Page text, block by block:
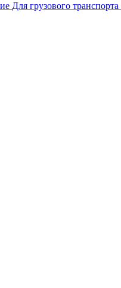
Для грузового транспорта